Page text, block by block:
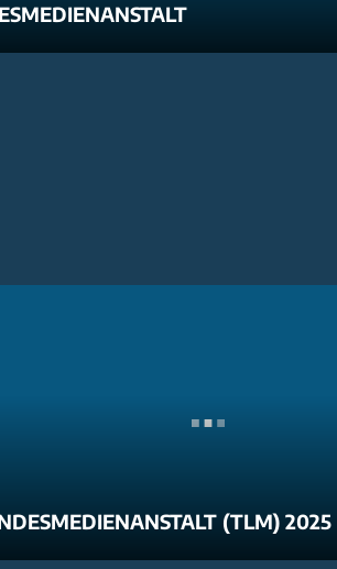
(TLM) 2025